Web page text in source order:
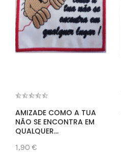
AMIZADE COMO A TUA
NÃO SE ENCONTRA EM
QUALQUER...
1,90 €